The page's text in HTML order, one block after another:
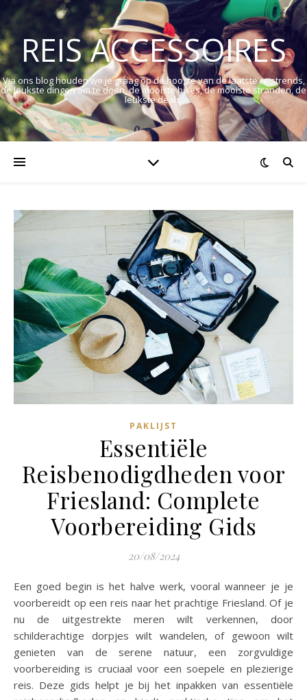
REIS ACCESSOIRES
Via ons blog houden we je graag op de hoogte van de laatste reistrends,
de leukste dingen om te doen, de mooiste hikes, de mooiste stranden, de
leukste deals.
PAKLIJST
Essentiële
Reisbenodigdheden voor
Friesland: Complete
Voorbereiding Gids
20/08/2024
Een goed begin is het halve werk, vooral wanneer je je
voorbereidt op een reis naar het prachtige Friesland. Of je
nu de uitgestrekte meren wilt verkennen, door
schilderachtige dorpjes wilt wandelen, of gewoon wilt
genieten van de serene natuur, een zorgvuldige
voorbereiding is cruciaal voor een soepele en plezierige
reis. Deze gids helpt je bij het inpakken van essentiële